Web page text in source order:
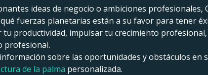
ideas de negocio o ambiciones profesionales,
fuerzas planetarias están a su favor para tener
productividad, impulsar tu crecimiento
profesional.
sobre las oportunidades y obstáculos
de la palma personalizada.